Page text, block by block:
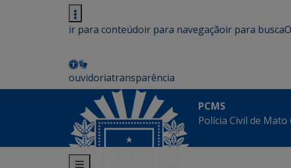
ir para conteúdoir para navegaçãoir para busca
ouvidoriatransparência
PCMS
Polícia Civil de Mato